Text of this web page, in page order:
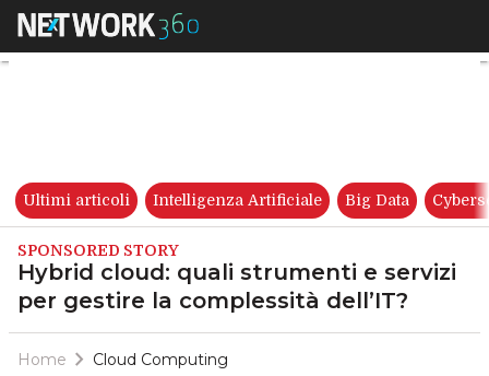
Hybrid cloud: quali strumenti
Ultimi articoli Intelligenza Artificiale Big Data
SPONSORED STORY
Hybrid cloud: quali strumenti e servizi
per gestire la complessità dell’IT?
Home Cloud Computing